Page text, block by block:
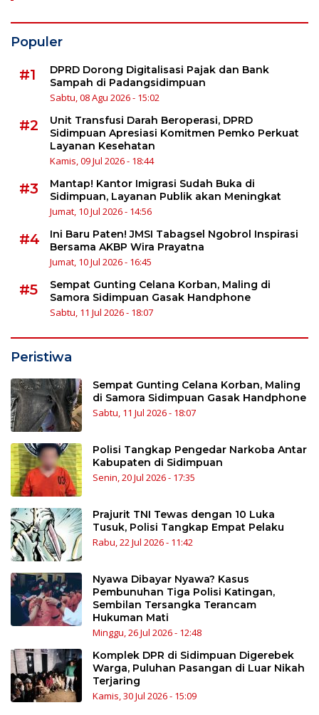
Populer
#1
DPRD Dorong Digitalisasi Pajak dan Bank
Sampah di Padangsidimpuan
Sabtu, 08 Agu 2026 - 15:02
#2
Unit Transfusi Darah Beroperasi, DPRD
Sidimpuan Apresiasi Komitmen Pemko Perkuat
Layanan Kesehatan
Kamis, 09 Jul 2026 - 18:44
#3
Mantap! Kantor Imigrasi Sudah Buka di
Sidimpuan, Layanan Publik akan Meningkat
Jumat, 10 Jul 2026 - 14:56
#4
Ini Baru Paten! JMSI Tabagsel Ngobrol Inspirasi
Bersama AKBP Wira Prayatna
Jumat, 10 Jul 2026 - 16:45
#5
Sempat Gunting Celana Korban, Maling di
Samora Sidimpuan Gasak Handphone
Sabtu, 11 Jul 2026 - 18:07
Peristiwa
Sempat Gunting Celana Korban, Maling
di Samora Sidimpuan Gasak Handphone
Sabtu, 11 Jul 2026 - 18:07
Polisi Tangkap Pengedar Narkoba Antar
Kabupaten di Sidimpuan
Senin, 20 Jul 2026 - 17:35
Prajurit TNI Tewas dengan 10 Luka
Tusuk, Polisi Tangkap Empat Pelaku
Rabu, 22 Jul 2026 - 11:42
Nyawa Dibayar Nyawa? Kasus
Pembunuhan Tiga Polisi Katingan,
Sembilan Tersangka Terancam
Hukuman Mati
Minggu, 26 Jul 2026 - 12:48
Komplek DPR di Sidimpuan Digerebek
Warga, Puluhan Pasangan di Luar Nikah
Terjaring
Kamis, 30 Jul 2026 - 15:09